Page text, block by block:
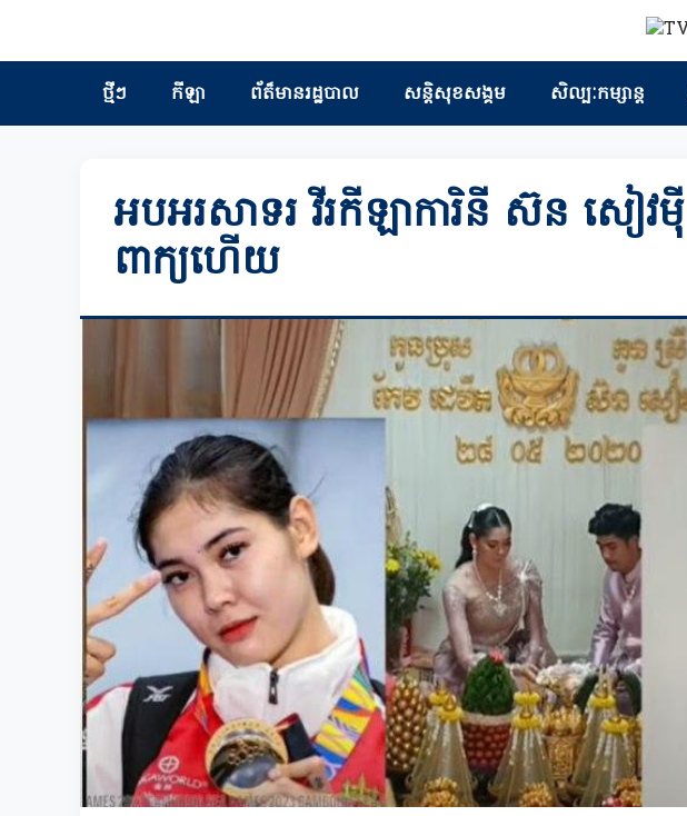
ថ្មីៗ កីឡា ព័ត៏មានរដ្ឋបាល សន្តិសុខសង្គម សិល្បៈកម្សាន្ត
អបអរសាទរ វីរកីឡាការិនី ស៊ន សៀវម៉ី
ពាក្យហើយ